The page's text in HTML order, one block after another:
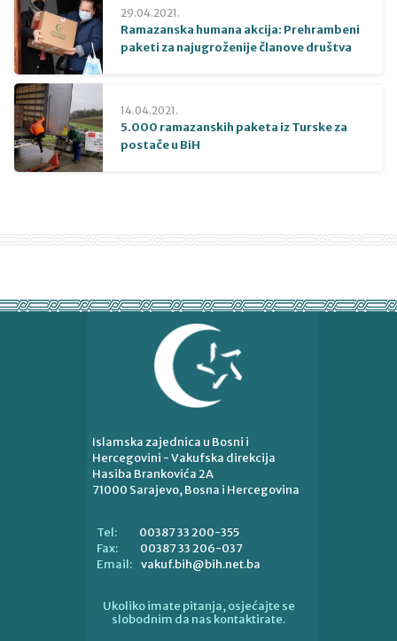
29.04.2021.
Ramazanska humana akcija: Prehrambeni
paketi za najugroženije članove društva
14.04.2021.
5.000 ramazanskih paketa iz Turske za
postače u BiH
Islamska zajednica u Bosni i
Hercegovini - Vakufska direkcija
Hasiba Brankovića 2A
71000 Sarajevo, Bosna i Hercegovina
Tel:
00387 33 200-355
Fax:
00387 33 206-037
Email: vakuf.bih@bih.net.ba
Ukoliko imate pitanja, osjećajte se
slobodnim da nas kontaktirate.